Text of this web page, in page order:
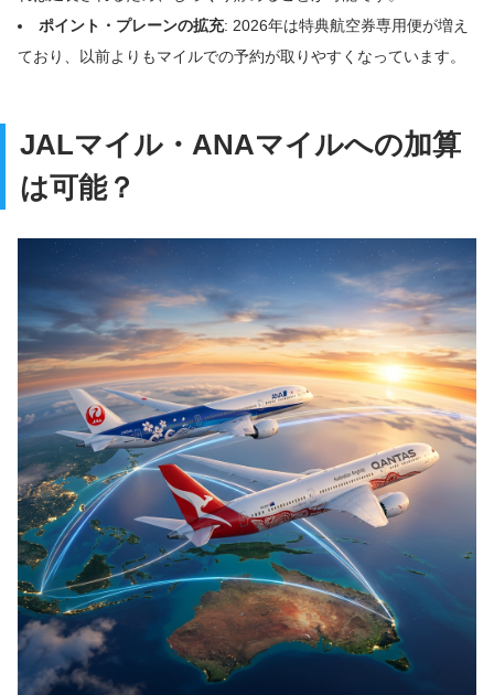
ポイント・プレーンの拡充: 2026年は特典航空券専用便が増え
ており、以前よりもマイルでの予約が取りやすくなっています。
JALマイル・ANAマイルへの加算
は可能？